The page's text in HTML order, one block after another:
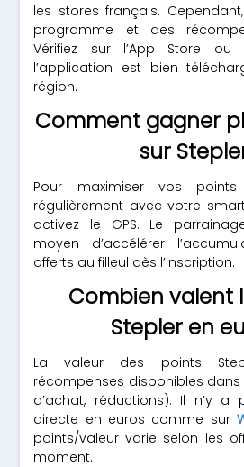
les stores français.
programme et des
Vérifiez sur l’App Store ou
l’application est bien
région.
Comment gagner
sur
Pour maximiser vos points
régulièrement avec votre
activez le GPS. Le
moyen d’accélérer
offerts au filleul dès l’inscription.
Combien valent
Stepler en
La valeur des points
récompenses disponibles
d’achat, réductions). Il n’y a
directe en euros comme sur
points/valeur varie selon les
moment.